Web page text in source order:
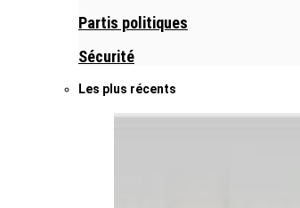
Partis politiques
Sécurité
Les plus récents